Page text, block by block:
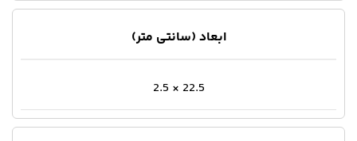
ابعاد (سانتی متر)
22.5 × 2.5